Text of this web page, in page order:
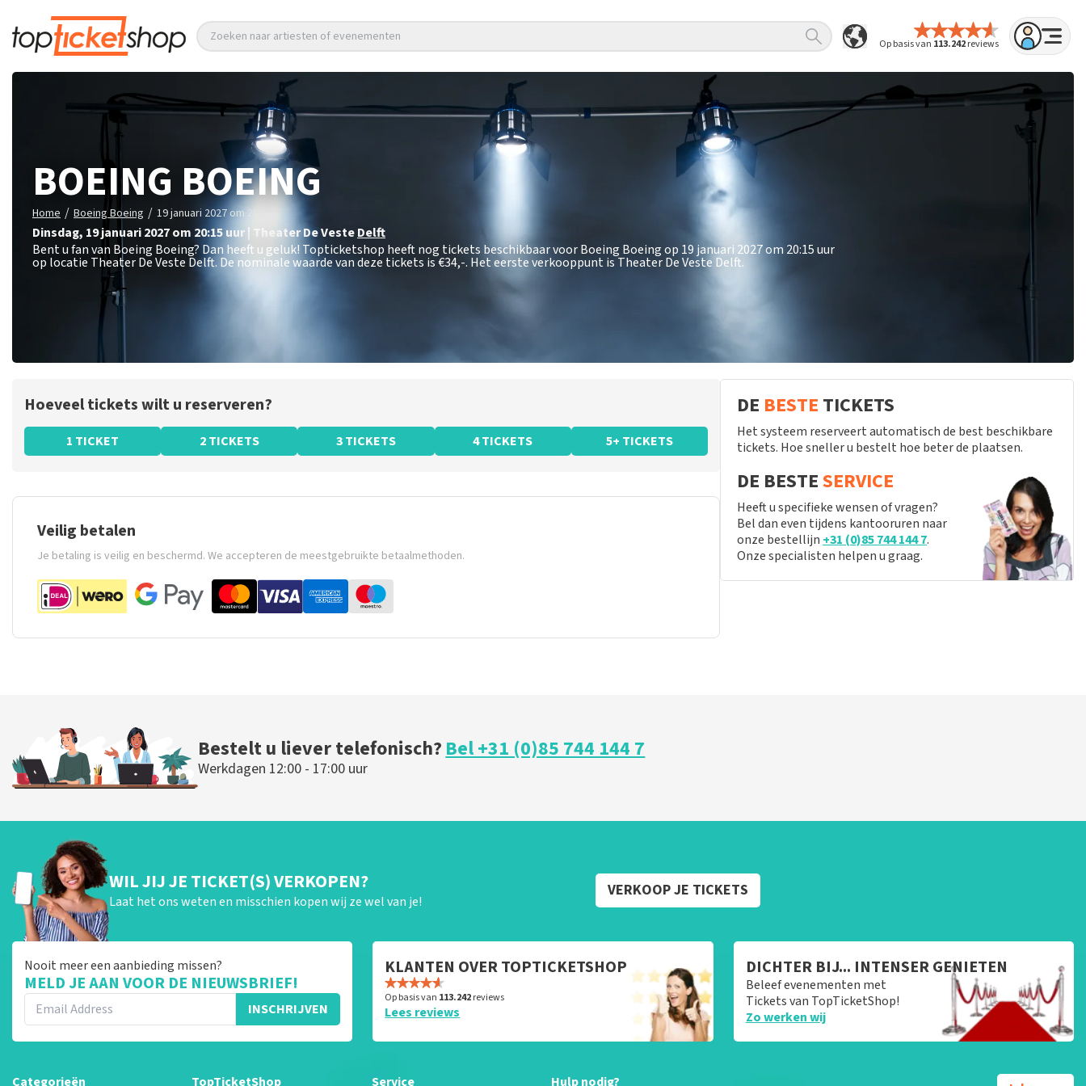
Op basis van 113.242reviews
Zoeken naar artiesten of evenementen
BOEING BOEING
Home / Boeing Boeing / 19 januari 2027 om 20:15
dinsdag, 19 januari 2027 om 20:15uur| Theater De VesteDelft
Bent u fan van Boeing Boeing? Dan heeft u geluk! Topticketshop heeft nog tickets beschikbaar voor Boeing Boeing op 19 januari 2027 om 20:15 uur
op locatie Theater De Veste Delft. De nominale waarde van deze tickets is€34,-. Het eerste verkooppunt is Theater De Veste Delft.
Hoeveel tickets wilt u reserveren?
1 TICKET 2 TICKETS 3 TICKETS 4 TICKETS 5+ TICKETS
Veilig betalen
Je betaling is veilig en beschermd. We accepteren de meestgebruikte betaalmethoden.
DE BESTE TICKETS
Het systeem reserveert automatisch de best beschikbare
tickets. Hoe sneller u bestelt hoe beter de plaatsen.
DE BESTESERVICE
Heeft u specifieke wensen of vragen?
Bel dan even tijdens kantooruren naar
onze bestellijn +31 (0)85 744 144 7.
Onze specialisten helpen u graag.
Bestelt u liever telefonisch?Bel +31 (0)85 744 144 7
Werkdagen 12:00 - 17:00 uur
WIL JIJ JE TICKET(S) VERKOPEN?
Laat het ons weten en misschien kopen wij ze wel van je!
VERKOOP JE TICKETS
Nooit meer een aanbieding missen?
MELD JE AAN VOOR DE NIEUWSBRIEF!
INSCHRIJVEN
KLANTEN OVER TOPTICKETSHOP
Op basis van 113.242reviews
Lees reviews
DICHTER BIJ... INTENSER GENIETEN
Beleef evenementen met
Tickets van TopTicketShop!
Zo werken wij
Categorieën TopTicketShop Service Hulp nodig?